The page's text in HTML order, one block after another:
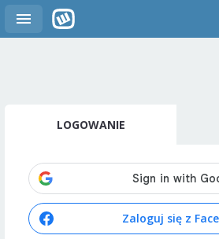
LOGOWANIE
Zaloguj się z